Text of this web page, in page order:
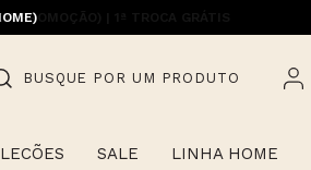
BUSQUE POR UM PRODUTO
SALE LINHA HOME